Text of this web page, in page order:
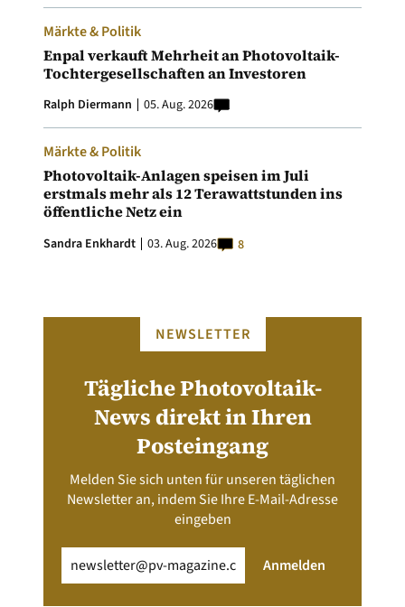
Märkte & Politik
Enpal verkauft Mehrheit an Photovoltaik-
Tochtergesellschaften an Investoren
Ralph Diermann 05. Aug. 2026
Märkte & Politik
Photovoltaik-Anlagen speisen im Juli
erstmals mehr als 12 Terawattstunden ins
öffentliche Netz ein
Sandra Enkhardt 03. Aug. 2026 8
NEWSLETTER
Tägliche Photovoltaik-
News direkt in Ihren
Posteingang
Melden Sie sich unten für unseren täglichen
Newsletter an, indem Sie Ihre E-Mail-Adresse
eingeben
(erforderlich) Anmelden